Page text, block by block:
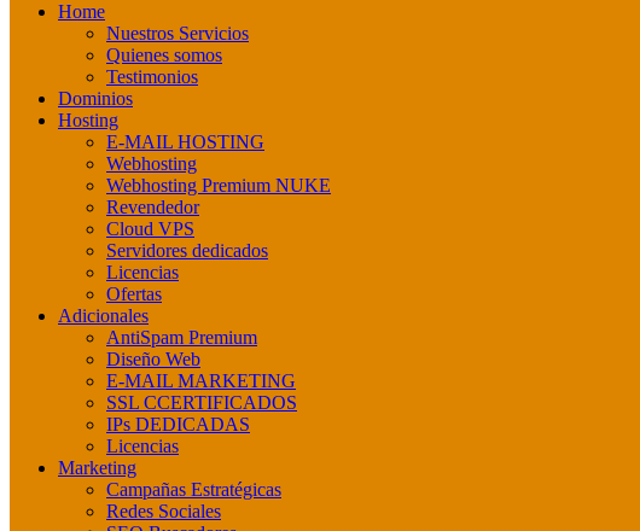
Home
Nuestros Servicios
Quienes somos
Testimonios
Dominios
Hosting
E-MAIL HOSTING
Webhosting
Webhosting Premium NUKE
Revendedor
Cloud VPS
Servidores dedicados
Licencias
Ofertas
Adicionales
AntiSpam Premium
Diseño Web
E-MAIL MARKETING
SSL CCERTIFICADOS
IPs DEDICADAS
Licencias
Marketing
Campañas Estratégicas
Redes Sociales